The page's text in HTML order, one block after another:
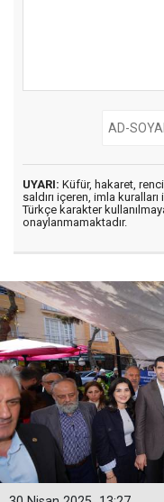
UYARI: Küfür, hakaret,
saldırı içeren, imla kuralları
Türkçe karakter
onaylanmamaktadır.